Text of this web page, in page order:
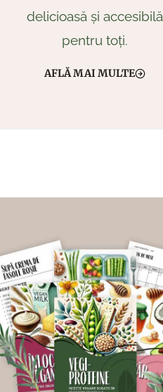
delicioasă și accesibilă
pentru toți.
AFLĂ MAI MULTE